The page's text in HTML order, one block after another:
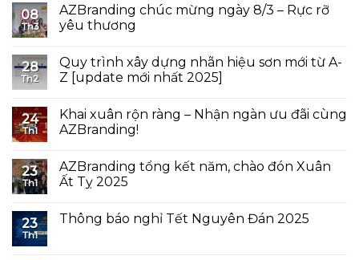
08
Th3
AZBranding chúc mừng ngày 8/3 – Rực rỡ
yêu thương
28
Th2
Quy trình xây dựng nhãn hiệu sơn mới từ A-
Z [update mới nhất 2025]
24
Th1
Khai xuân rộn ràng – Nhận ngàn ưu đãi cùng
AZBranding!
23
Th1
AZBranding tổng kết năm, chào đón Xuân
Ất Tỵ 2025
23
Th1
Thông báo nghỉ Tết Nguyên Đán 2025